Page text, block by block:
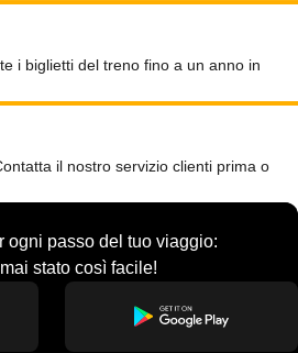
i biglietti del treno fino a un anno in
il nostro servizio clienti prima o
ogni passo del tuo viaggio:
stato così facile!